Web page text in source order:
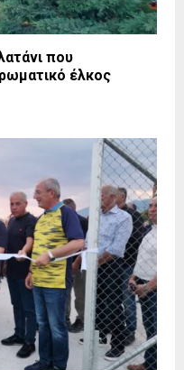
που
έλκος